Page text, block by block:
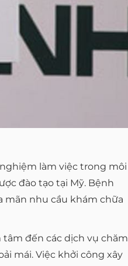
làm việc trong môi
đào tạo tại Mỹ. Bệnh
mãn nhu cầu khám chữa
đến các dịch vụ chăm
mái. Việc khởi công xây